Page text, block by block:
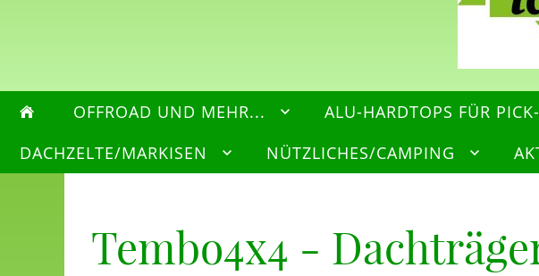
OFFROAD UND MEHR... ALU-HARDTOPS FÜR
DACHZELTE/MARKISEN
NÜTZLICHES/CAMPING
Tembo4x4 -